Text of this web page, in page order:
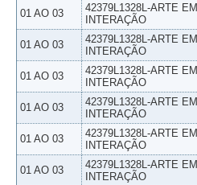
01 AO 03
42379L1328L-ARTE EM
INTERAÇÃO
01 AO 03
42379L1328L-ARTE EM
INTERAÇÃO
01 AO 03
42379L1328L-ARTE EM
INTERAÇÃO
01 AO 03
42379L1328L-ARTE EM
INTERAÇÃO
01 AO 03
42379L1328L-ARTE EM
INTERAÇÃO
01 AO 03
42379L1328L-ARTE EM
INTERAÇÃO